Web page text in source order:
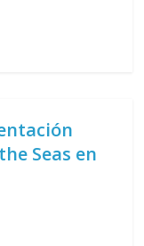
Seas en